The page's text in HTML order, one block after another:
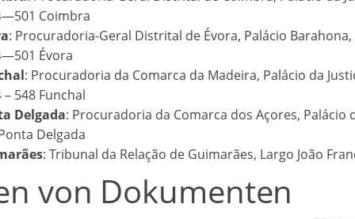
Coimbra
: Procuradoria-Geral Distrital de Évora, Palácio Barahona,
Évora
: Procuradoria da Comarca da Madeira, Palácio da
– 548 Funchal
Delgada: Procuradoria da Comarca dos Açores, Palácio
Delgada
: Tribunal da Relação de Guimarães, Largo João
von Dokumenten